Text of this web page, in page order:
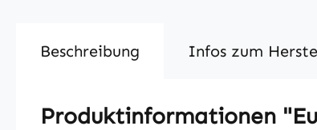
Beschreibung Infos zum
Produktinformationen